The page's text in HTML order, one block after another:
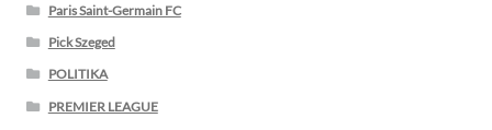
Paris Saint-Germain FC
Pick Szeged
POLITIKA
PREMIER LEAGUE